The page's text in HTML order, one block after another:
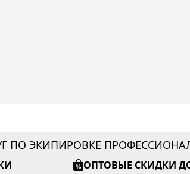
ПО ЭКИПИРОВКЕ
ОПТОВЫЕ СКИДКИ